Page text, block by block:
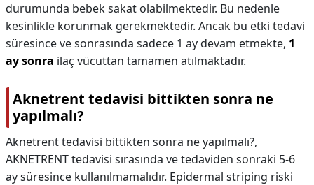
durumunda bebek sakat olabilmektedir. Bu nedenle
kesinlikle korunmak gerekmektedir. Ancak bu etki tedavi
süresince ve sonrasında sadece 1 ay devam etmekte, 1
ay sonra ilaç vücuttan tamamen atılmaktadır.
Aknetrent tedavisi bittikten sonra ne
yapılmalı?
Aknetrent tedavisi bittikten sonra ne yapılmalı?,
AKNETRENT tedavisi sırasında ve tedaviden sonraki 5-6
ay süresince kullanılmamalıdır. Epidermal striping riski